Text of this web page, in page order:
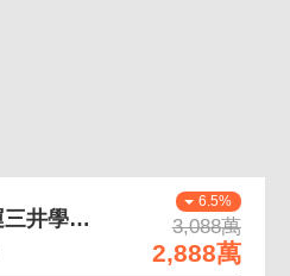
6.5%
3,088萬
2,888萬
專任【帝賞】A9捷運三井學區邊間美4房車